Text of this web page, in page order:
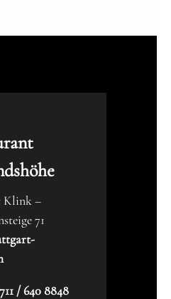
Klink –
71
/ 640 8848